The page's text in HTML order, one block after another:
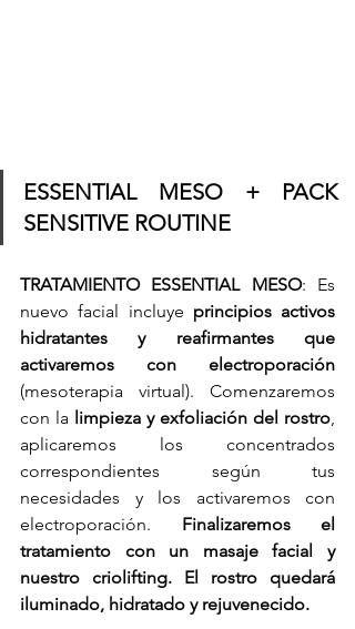
ESSENTIAL MESO + PACK
SENSITIVE ROUTINE
TRATAMIENTO ESSENTIAL MESO: Es
nuevo facial incluye principios activos
hidratantes y reafirmantes que
(mesoterapia virtual). Comenzaremos
con la limpieza y exfoliación del rostro,
aplicaremos los concentrados
correspondientes según tus
necesidades y los activaremos con
electroporación. Finalizaremos el
tratamiento con un masaje facial y
nuestro criolifting. El rostro quedará
iluminado, hidratado y rejuvenecido.